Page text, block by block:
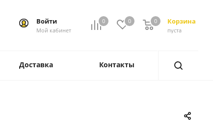
0 0 Корзина
0
пуста
0
Войти
Мой кабинет
Доставка Контакты